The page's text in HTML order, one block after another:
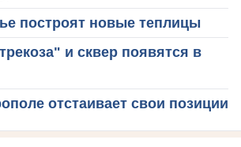
построят новые теплицы
и сквер появятся в
отстаивает свои позиции